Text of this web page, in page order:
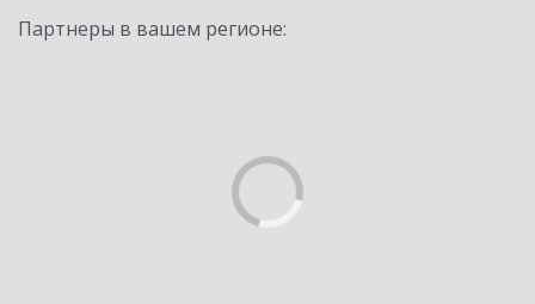
Партнеры в вашем регионе: